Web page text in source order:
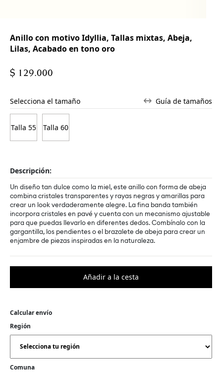
Anillo con motivo Idyllia, Tallas mixtas, Abeja,
Lilas, Acabado en tono oro
$ 129.000
Selecciona el tamaño Guía de tamaños
Talla 55 Talla 60
Descripción:
Un diseño tan dulce como la miel, este anillo con forma de abeja
combina cristales transparentes y rayas negras y amarillas para
crear un look verdaderamente alegre. La fina banda también
incorpora cristales en pavé y cuenta con un mecanismo ajustable
para que puedas llevarlo en diferentes dedos. Combínalo con la
gargantilla, los pendientes o el brazalete de abeja para crear un
enjambre de piezas inspiradas en la naturaleza.
Calcular envío
Región
Comuna